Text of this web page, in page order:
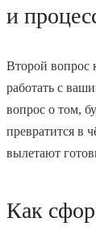
и
Второй вопрос
работать с
вопрос о том,
превратится в
вылетают
Как